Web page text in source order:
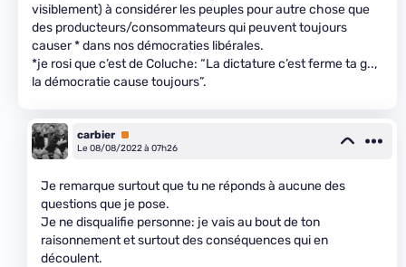
visiblement) à considérer les peuples pour autre chose que
des producteurs/consommateurs qui peuvent toujours
causer * dans nos démocraties libérales.
*je rosi que c’est de Coluche: “La dictature c’est ferme ta g..,
la démocratie cause toujours”.
carbier Premium
Le 08/08/2022 à 07h26
Je remarque surtout que tu ne réponds à aucune des
questions que je pose.
Je ne disqualifie personne: je vais au bout de ton
raisonnement et surtout des conséquences qui en
découlent.